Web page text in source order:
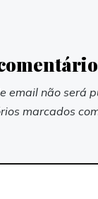
email não será
marcados